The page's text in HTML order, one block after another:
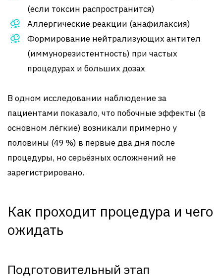
(если токсин распространится)
Аллергические реакции (анафилаксия)
Формирование нейтрализующих антител
(иммунорезистентность) при частых
процедурах и больших дозах
В одном исследовании наблюдение за
пациентами показало, что побочные эффекты (в
основном лёгкие) возникали примерно у
половины (49 %) в первые два дня после
процедуры, но серьёзных осложнений не
зарегистрировано.
Как проходит процедура и чего
ожидать
Подготовительный этап